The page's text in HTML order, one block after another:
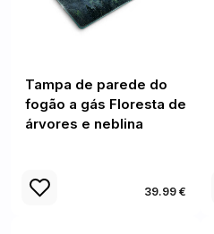
Tampa de parede do
fogão a gás Floresta de
árvores e neblina
39.99 €